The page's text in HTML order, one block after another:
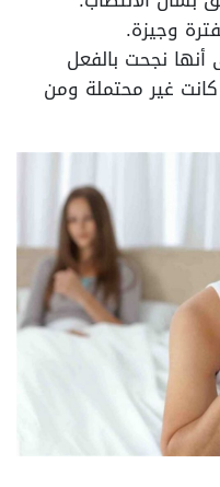
وجيزة.
أنها نجحت بالفعل
كانت غير محتملة ومن